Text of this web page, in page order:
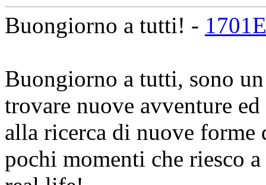
Buongiorno a tutti! - 1701E
Buongiorno a tutti, sono
trovare nuove avventure
alla ricerca di nuove
pochi momenti che riesco